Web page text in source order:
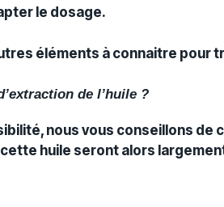
le dosage.
éléments à connaitre pour
de l’huile ?
nous vous conseillons de
huile seront alors